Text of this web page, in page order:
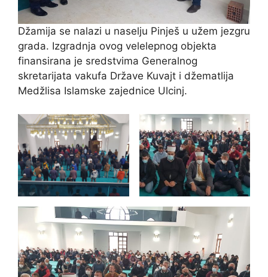
Džamija se nalazi u naselju Pinješ u užem jezgru
grada. Izgradnja ovog velelepnog objekta
finansirana je sredstvima Generalnog
skretarijata vakufa Države Kuvajt i džematlija
Medžlisa Islamske zajednice Ulcinj.